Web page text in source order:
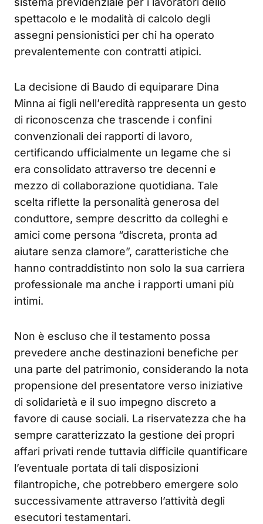
spettacolo e le modalità di calcolo degli
assegni pensionistici per chi ha operato
prevalentemente con contratti atipici.
La decisione di Baudo di equiparare Dina
Minna ai figli nell’eredità rappresenta un gesto
di riconoscenza che trascende i confini
convenzionali dei rapporti di lavoro,
certificando ufficialmente un legame che si
era consolidato attraverso tre decenni e
mezzo di collaborazione quotidiana. Tale
scelta riflette la personalità generosa del
conduttore, sempre descritto da colleghi e
amici come persona “discreta, pronta ad
aiutare senza clamore”, caratteristiche che
hanno contraddistinto non solo la sua carriera
professionale ma anche i rapporti umani più
intimi.
Non è escluso che il testamento possa
prevedere anche destinazioni benefiche per
una parte del patrimonio, considerando la nota
propensione del presentatore verso iniziative
di solidarietà e il suo impegno discreto a
favore di cause sociali. La riservatezza che ha
sempre caratterizzato la gestione dei propri
affari privati rende tuttavia difficile quantificare
l’eventuale portata di tali disposizioni
filantropiche, che potrebbero emergere solo
successivamente attraverso l’attività degli
esecutori testamentari.